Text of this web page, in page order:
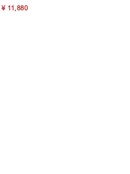
¥ 11,880